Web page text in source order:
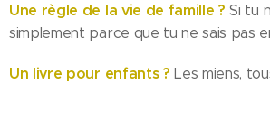
Une règle de la vie de famille ? Si tu
simplement parce que tu ne sais pas
Un livre pour enfants ? Les miens,